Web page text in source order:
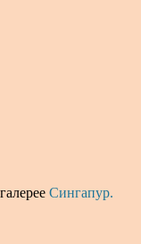
Сингапур.